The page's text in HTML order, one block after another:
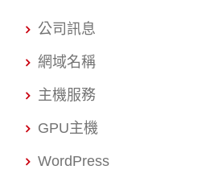
公司訊息
網域名稱
主機服務
GPU主機
WordPress